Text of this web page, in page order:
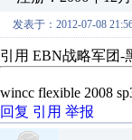
发表于：2012-07-08
引用 EBN战略军团-
wincc flexible 2008
回复 引用 举报